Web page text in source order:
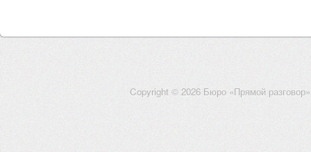
Copyright © 2026 Бюро «Прямой